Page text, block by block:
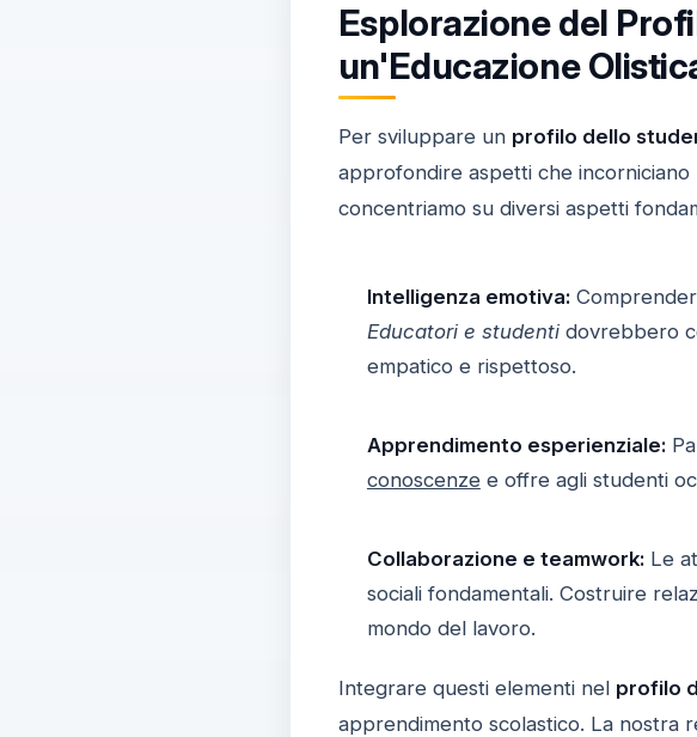
Esplorazione del
un'Educazione
Per sviluppare un profilo dello
approfondire aspetti che incorniciano
concentriamo su diversi aspetti
Intelligenza emotiva:
Educatori e studentidovrebbero
empatico e rispettoso.
Apprendimento esperienziale:
conoscenzee offre agli studenti
Collaborazione e teamwork:Le
sociali fondamentali. Costruire
mondo del lavoro.
Integrare questi elementi nel profilo
apprendimento scolastico. La nostra